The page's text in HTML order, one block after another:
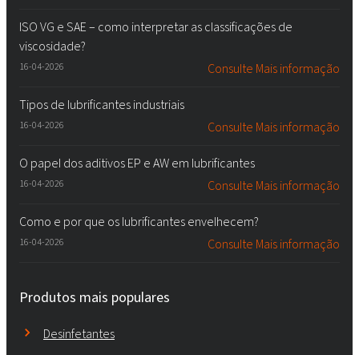
ISO VG e SAE – como interpretar as classificações de
viscosidade?
16-04-2026 Consulte Mais informação
Tipos de lubrificantes industriais
16-04-2026 Consulte Mais informação
O papel dos aditivos EP e AW em lubrificantes
16-04-2026 Consulte Mais informação
Como e por que os lubrificantes envelhecem?
16-04-2026 Consulte Mais informação
Produtos mais populares
Desinfetantes